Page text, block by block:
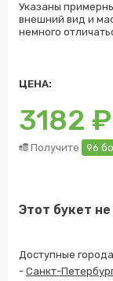
Указаны
внешний вид и
немного
ЦЕНА:
3182 ₽
Получите 96
Этот букет
Доступные
Санкт-